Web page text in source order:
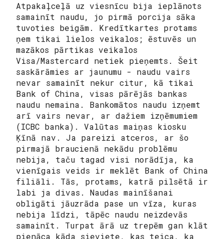
Atpakaļceļā uz viesnīcu bija ieplānots
samainīt naudu, jo pirmā porcija sāka
tuvoties beigām. Kredītkartes protams
ņem tikai lielos veikalos; ēstuvēs un
mazākos pārtikas veikalos
Visa/Mastercard netiek pieņemts. Šeit
saskārāmies ar jaunumu - naudu vairs
nevar samainīt nekur citur, kā tikai
Bank of China, visas pārējās bankas
naudu nemaina. Bankomātos naudu izņemt
arī vairs nevar, ar dažiem izņēmumiem
(ICBC banka). Valūtas maiņas kiosku
Ķīnā nav. Ja pareizi atceros, ar šo
pirmajā braucienā nekādu problēmu
nebija, taču tagad visi norādīja, ka
vienīgais veids ir meklēt Bank of China
filiāli. Tās, protams, katrā pilsētā ir
labi ja divas. Naudas mainīšanai
obligāti jāuzrāda pase un vīza, kuras
nebija līdzi, tāpēc naudu neizdevās
samainīt. Turpat ārā uz trepēm gan klāt
pienāca kāda sieviete, kas teica, ka